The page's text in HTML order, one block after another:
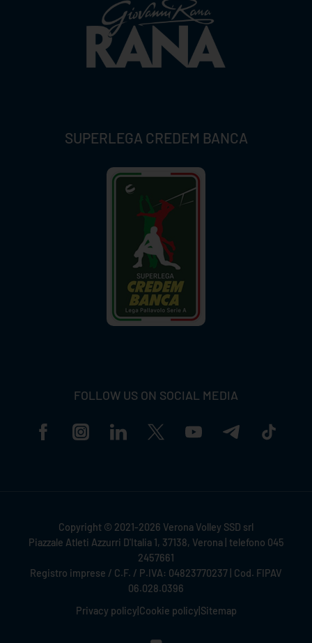
SUPERLEGA CREDEM BANCA
FOLLOW US ON SOCIAL MEDIA
Copyright © 2021-2026 Verona Volley SSD srl
Piazzale Atleti Azzurri D'Italia 1, 37138, Verona | telefono 045
2457661
Registro imprese / C.F. / P.IVA: 04823770237 | Cod. FIPAV
06.028.0396
Privacy policy Cookie policy Sitemap